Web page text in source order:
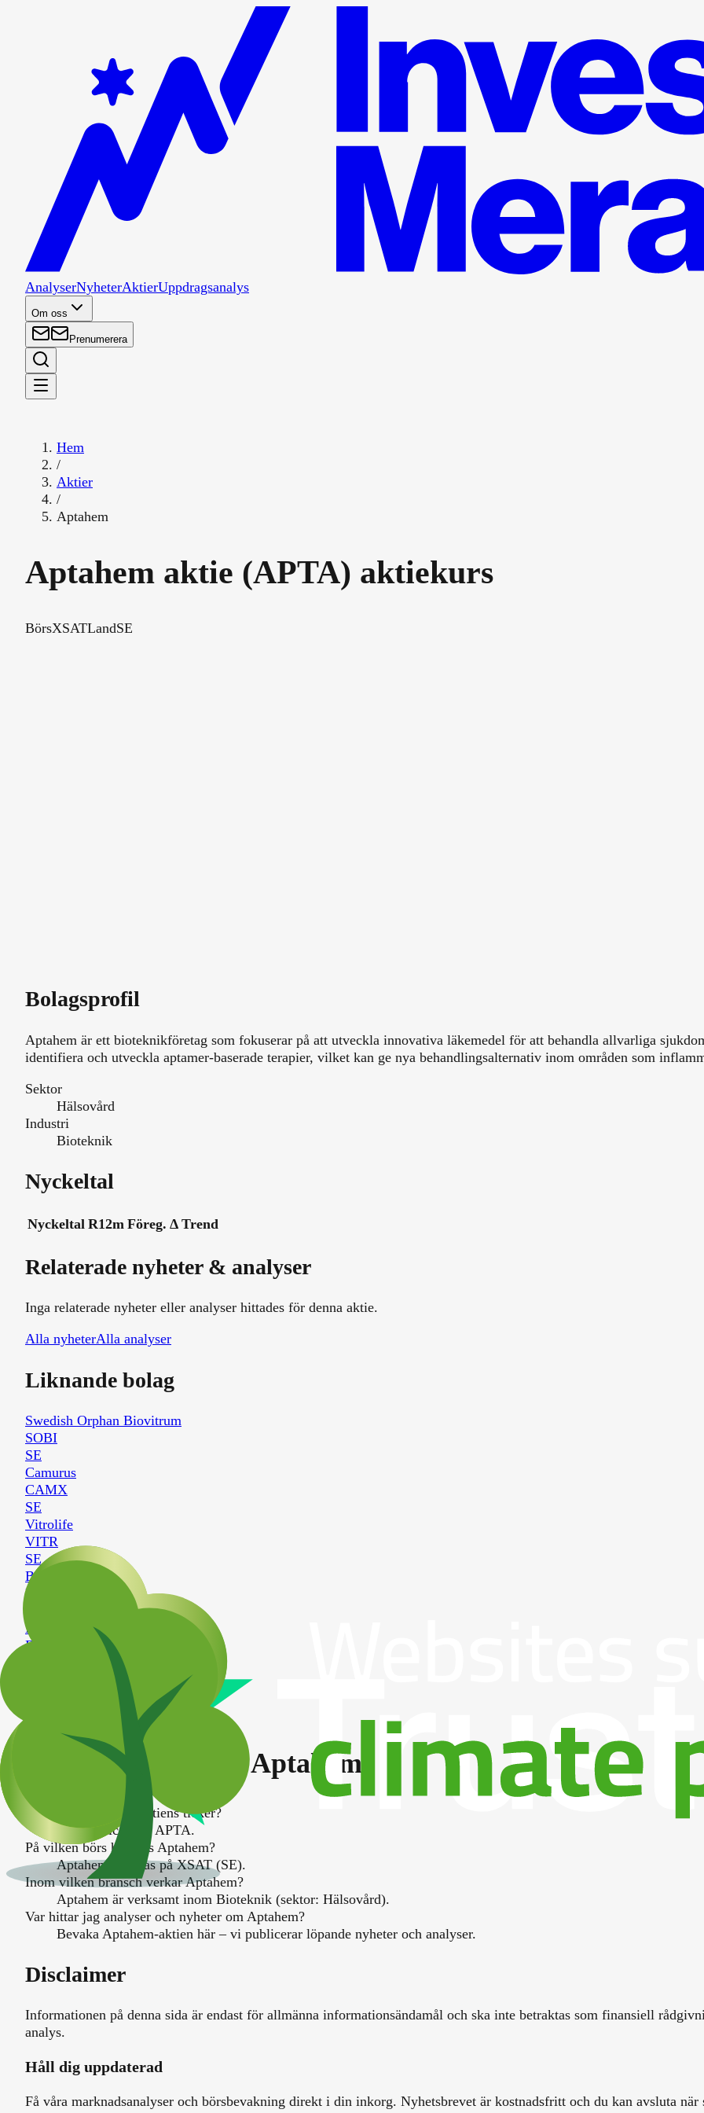
AnalyserNyheterAktierUppdragsanalys
Om oss
Prenumerera
Hem
/
Aktier
/
Aptahem
Aptahem aktie (APTA) aktiekurs
BörsXSATLandSE
Bolagsprofil
Aptahem är ett bioteknikföretag som fokuserar på att utveckla innovativa läkemedel för att behandla allvarliga
identifiera och utveckla aptamer-baserade terapier, vilket kan ge nya behandlingsalternativ inom områden som
Sektor
Hälsovård
Industri
Bioteknik
Nyckeltal
Nyckeltal R12m Föreg. Δ Trend
Relaterade nyheter & analyser
Inga relaterade nyheter eller analyser hittades för denna aktie.
Alla nyheterAlla analyser
Liknande bolag
Swedish Orphan Biovitrum
SOBI
SE
Camurus
CAMX
SE
Vitrolife
VITR
SE
BioArctic
BIOA-B
Biotage
BIOT
Vanliga frågor omAptahem
Vad heter Aptahem-aktiens ticker?
Aktiens ticker är APTA.
På vilken börs handlas Aptahem?
Aptahem handlas på XSAT (SE).
Inom vilken bransch verkar Aptahem?
Aptahem är verksamt inom Bioteknik (sektor: Hälsovård).
Var hittar jag analyser och nyheter om Aptahem?
Bevaka Aptahem-aktien här – vi publicerar löpande nyheter och analyser.
Disclaimer
Informationen på denna sida är endast för allmänna informationsändamål och ska inte betraktas som finansiell
analys.
Håll dig uppdaterad
Få våra marknadsanalyser och börsbevakning direkt i din inkorg. Nyhetsbrevet är kostnadsfritt och du kan avsluta när